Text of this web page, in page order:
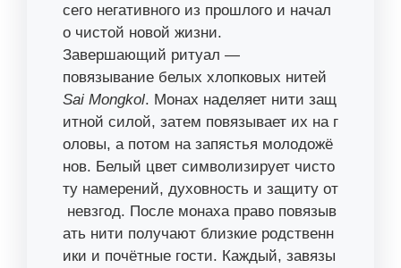
сего негативного из прошлого и начал
о чистой новой жизни.
Завершающий ритуал —
повязывание белых хлопковых нитей
Sai Mongkol. Монах наделяет нити защ
итной силой, затем повязывает их на г
оловы, а потом на запястья молодожё
нов. Белый цвет символизирует чисто
ту намерений, духовность и защиту от
невзгод. После монаха право повязыв
ать нити получают близкие родственн
ики и почётные гости. Каждый, завязы